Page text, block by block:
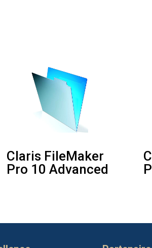
Claris FileMaker
Pro 10 Advanced